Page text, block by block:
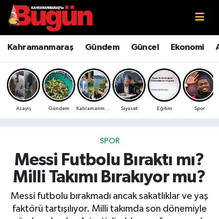
Kahramanmaraş Gündem Güncel Ekonomi
Asayiş Gündem Siyaset Eğitim Spor
SPOR
Messi Futbolu Bıraktı mı?
Milli Takımı Bırakıyor mu?
Messi futbolu bırakmadı ancak sakatlıklar ve yaş
faktörü tartışılıyor. Milli takımda son dönemiyle
Kahramanmaraş
Kahramanmaraş Sokak Röportajları
Bilim ve Teknoloji
Çevre
Ekonomi
Güncel
Kahramanmaraş Nöbetçi Eczaneler
Kahramanmaraş Hava Durumu
Kahramanmaraş Namaz Vakitleri
Kahramanmaraş Trafik Yoğunluk Haritası
Süper Lig Puan Durumu ve Fikstür
Tüm Manşetler
Haber Arşivi